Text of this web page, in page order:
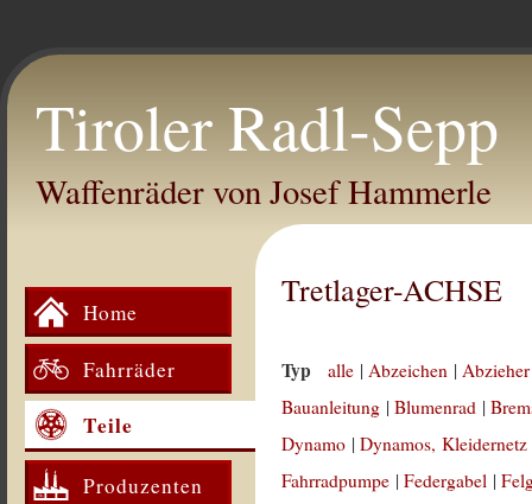
Tiroler Radl-Sepp
Waffenräder von Josef Hammerle
Home
Fahrräder
Teile
Produzenten
Tretlager-ACHSE
Typ alle |Abzeichen |
Bauanleitung |Blumenrad |
Dynamo |Dynamos, Kleidernetz
Fahrradpumpe |Federgabel |